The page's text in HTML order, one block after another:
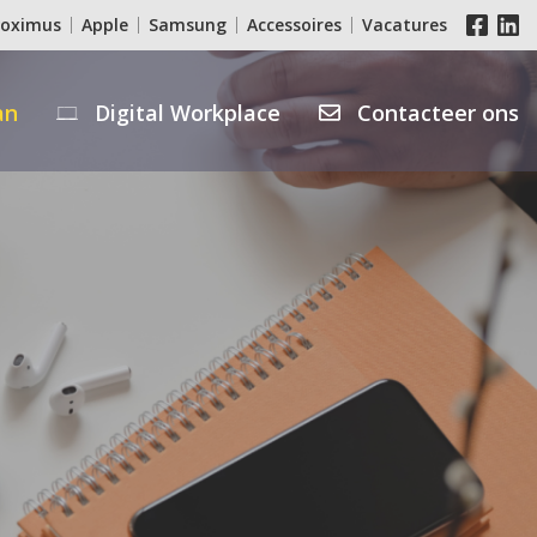
Apple Samsung Accessoires Vacatures
Digital Workplace Contacteer ons